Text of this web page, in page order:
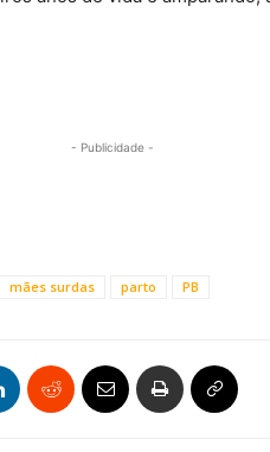
- Publicidade -
mães surdas parto PB